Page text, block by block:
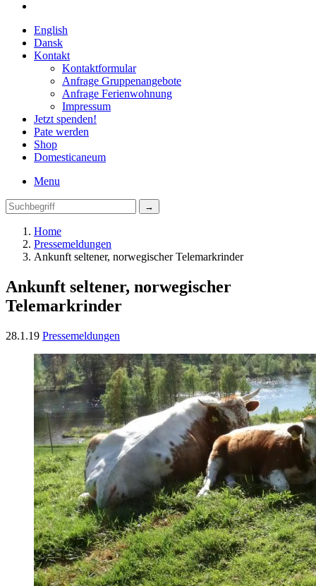
English
Dansk
Kontakt
Kontaktformular
Anfrage Gruppenangebote
Anfrage Ferienwohnung
Impressum
Jetzt spenden!
Pate werden
Shop
Domesticaneum
Menu
Home
Pressemeldungen
Ankunft seltener, norwegischer Telemarkrinder
Ankunft seltener, norwegischer
Telemarkrinder
28.1.19 Pressemeldungen